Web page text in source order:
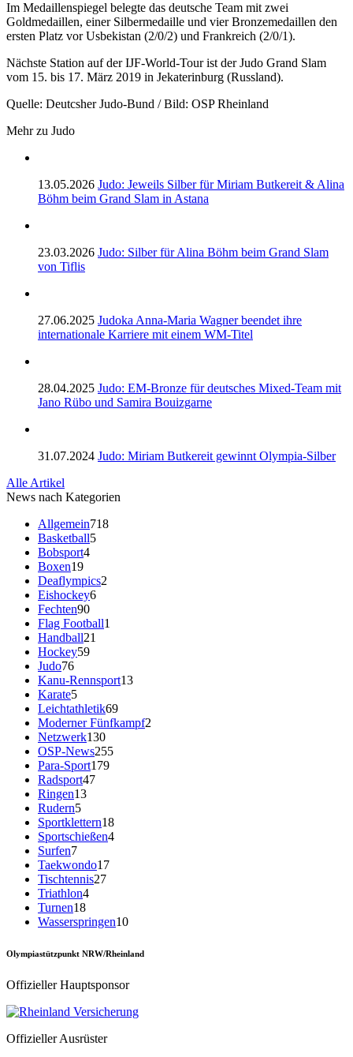
Im Medaillenspiegel belegte das deutsche Team mit zwei
Goldmedaillen, einer Silbermedaille und vier Bronzemedaillen den
ersten Platz vor Usbekistan (2/0/2) und Frankreich (2/0/1).
Nächste Station auf der IJF-World-Tour ist der Judo Grand Slam
vom 15. bis 17. März 2019 in Jekaterinburg (Russland).
Quelle: Deutcsher Judo-Bund / Bild: OSP Rheinland
Mehr zu Judo
13.05.2026 Judo: Jeweils Silber für Miriam Butkereit & Alina
Böhm beim Grand Slam in Astana
23.03.2026 Judo: Silber für Alina Böhm beim Grand Slam
von Tiflis
27.06.2025 Judoka Anna-Maria Wagner beendet ihre
internationale Karriere mit einem WM-Titel
28.04.2025 Judo: EM-Bronze für deutsches Mixed-Team mit
Jano Rübo und Samira Bouizgarne
31.07.2024 Judo: Miriam Butkereit gewinnt Olympia-Silber
Alle Artikel
News nach Kategorien
Allgemein718
Basketball5
Bobsport4
Boxen19
Deaflympics2
Eishockey6
Fechten90
Flag Football1
Handball21
Hockey59
Judo76
Kanu-Rennsport13
Karate5
Leichtathletik69
Moderner Fünfkampf2
Netzwerk130
OSP-News255
Para-Sport179
Radsport47
Ringen13
Rudern5
Sportklettern18
Sportschießen4
Surfen7
Taekwondo17
Tischtennis27
Triathlon4
Turnen18
Wasserspringen10
Olympiastützpunkt NRW/Rheinland
Offizieller Hauptsponsor
Offizieller Ausrüster